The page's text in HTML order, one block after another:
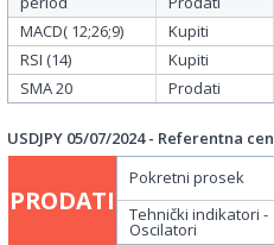
MACD( 12;26;9)
Kupiti
RSI (14)
Kupiti
SMA 20
Prodati
USDJPY 05/07/2024 - Referentna
PRODATI
Pokretni prosek
Tehnički indikatori -
Oscilatori